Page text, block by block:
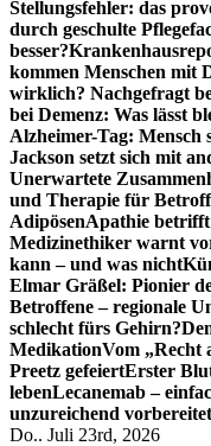
Stellungsfehler: das
durch geschulte
besser?
kommen Menschen mit
wirklich? Nachgefragt
bei Demenz: Was lässt
Alzheimer-Tag: Mensch
Jackson setzt sich mit
Unerwartete
und Therapie für
AdipösenApathie
Medizinethiker warnt
kann – und was nicht
Elmar Gräßel: Pionier
Betroffene – regionale
schlecht fürs Gehirn?
MedikationVom „Recht
Preetz gefeiertErster
lebenLecanemab –
unzureichend
Do.. Juli 23rd, 2026